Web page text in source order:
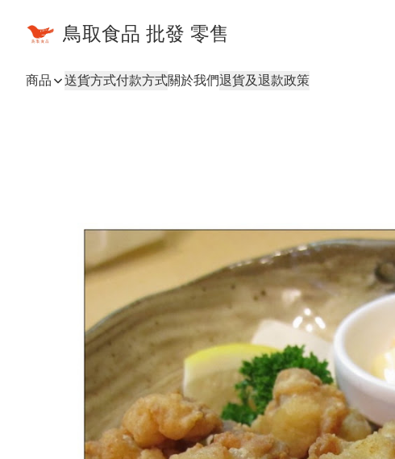
鳥取食品 批發 零售
商品 送貨方式付款方式關於我們退貨及退款政策